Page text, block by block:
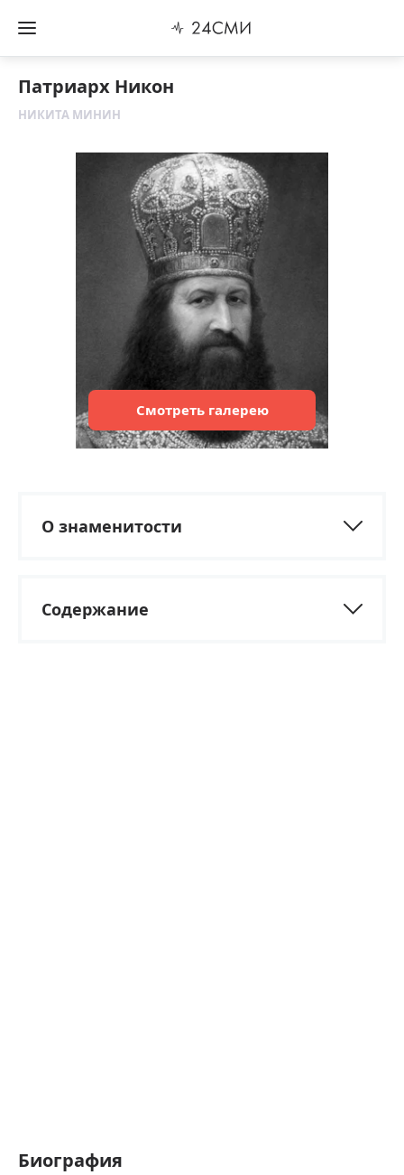
Патриарх Никон
НИКИТА МИНИН
Смотреть галерею
О знаменитости
Содержание
Биография